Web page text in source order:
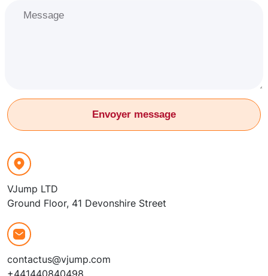
Envoyer message
VJump LTD
Ground Floor, 41 Devonshire Street
contactus@vjump.com
+441440840498